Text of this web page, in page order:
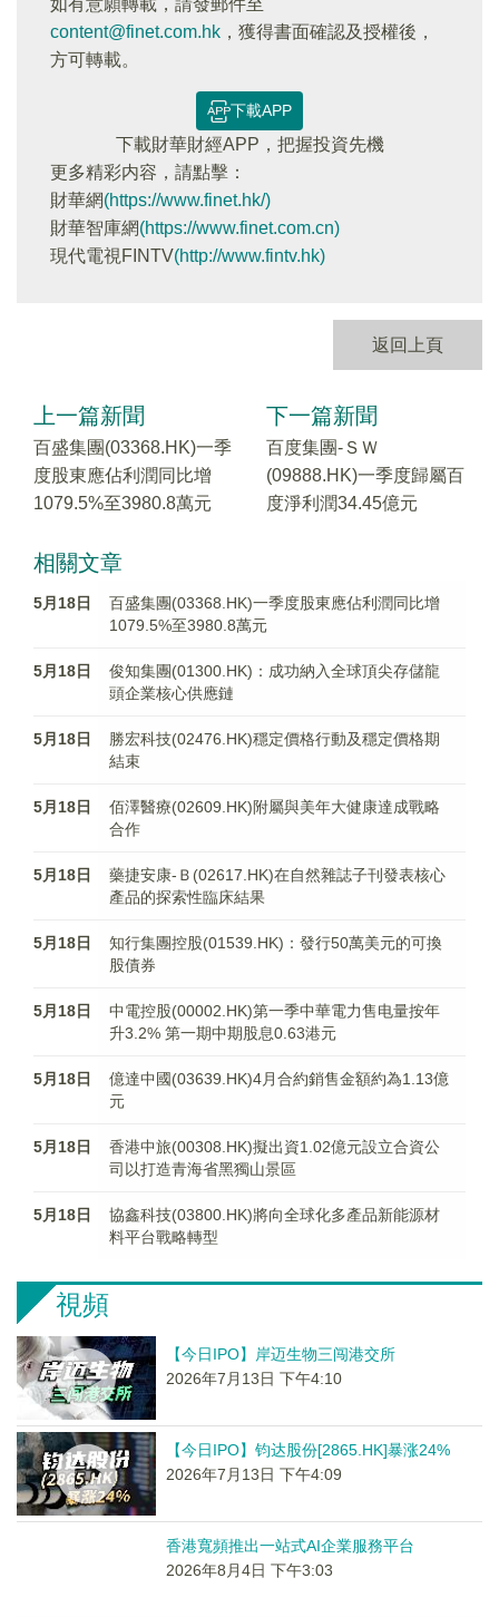
如有意願轉載，請發郵件至
content@finet.com.hk ，獲得書面確認及授權後，
方可轉載。
下載APP
下載財華財經APP，把握投資先機
更多精彩内容，請點擊：
財華網(https://www.finet.hk/)
財華智庫網(https://www.finet.com.cn)
現代電視FINTV(http://www.fintv.hk)
返回上頁
上一篇新聞
百盛集團(03368.HK)一季
度股東應佔利潤同比增
1079.5%至3980.8萬元
下一篇新聞
百度集團-ＳＷ
(09888.HK)一季度歸屬百
度淨利潤34.45億元
相關文章
5月18日
百盛集團(03368.HK)一季度股東應佔利潤同比增
1079.5%至3980.8萬元
5月18日
俊知集團(01300.HK)：成功納入全球頂尖存儲龍
頭企業核心供應鏈
5月18日
勝宏科技(02476.HK)穩定價格行動及穩定價格期
結束
5月18日
佰澤醫療(02609.HK)附屬與美年大健康達成戰略
合作
5月18日
藥捷安康-Ｂ(02617.HK)在自然雜誌子刊發表核心
產品的探索性臨床結果
5月18日
知行集團控股(01539.HK)：發行50萬美元的可換
股債券
5月18日
中電控股(00002.HK)第一季中華電力售电量按年
升3.2% 第一期中期股息0.63港元
5月18日
億達中國(03639.HK)4月合約銷售金額約為1.13億
元
5月18日
香港中旅(00308.HK)擬出資1.02億元設立合資公
司以打造青海省黑獨山景區
5月18日
協鑫科技(03800.HK)將向全球化多產品新能源材
料平台戰略轉型
視頻
【今日IPO】岸迈生物三闯港交所
2026年7月13日 下午4:10
【今日IPO】钧达股份[2865.HK]暴涨24%
2026年7月13日 下午4:09
香港寬頻推出一站式AI企業服務平台
2026年8月4日 下午3:03